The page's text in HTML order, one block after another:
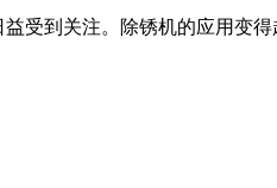
受到关注。除锈机的应用变